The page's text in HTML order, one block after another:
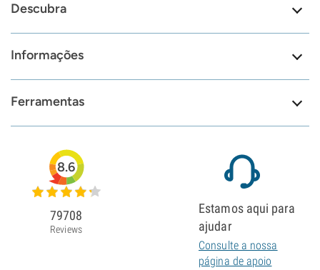
Descubra
Informações
Ferramentas
8.6
79708
Reviews
Estamos aqui para
ajudar
Consulte a nossa
página de apoio